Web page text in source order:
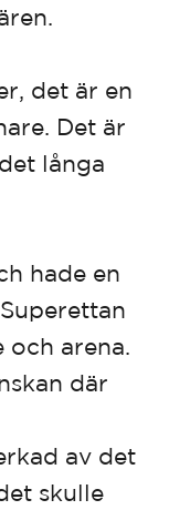
det är en
Det är
långa
hade en
arena.
där
av det
skulle